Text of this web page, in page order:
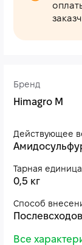
Бренд
Himagro M
Действующее
Тарная единица
0,5 кг
Способ
Все